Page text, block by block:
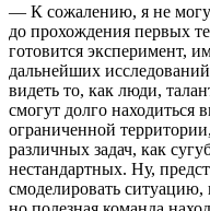
— К сожалению, я не могу
до прохождения первых
готовится эксперимент,
дальнейших
видеть то, как люди,
смогут долго находиться
ограниченной
различных задач, как
нестандартных. Ну,
смоделировать ситуацию,